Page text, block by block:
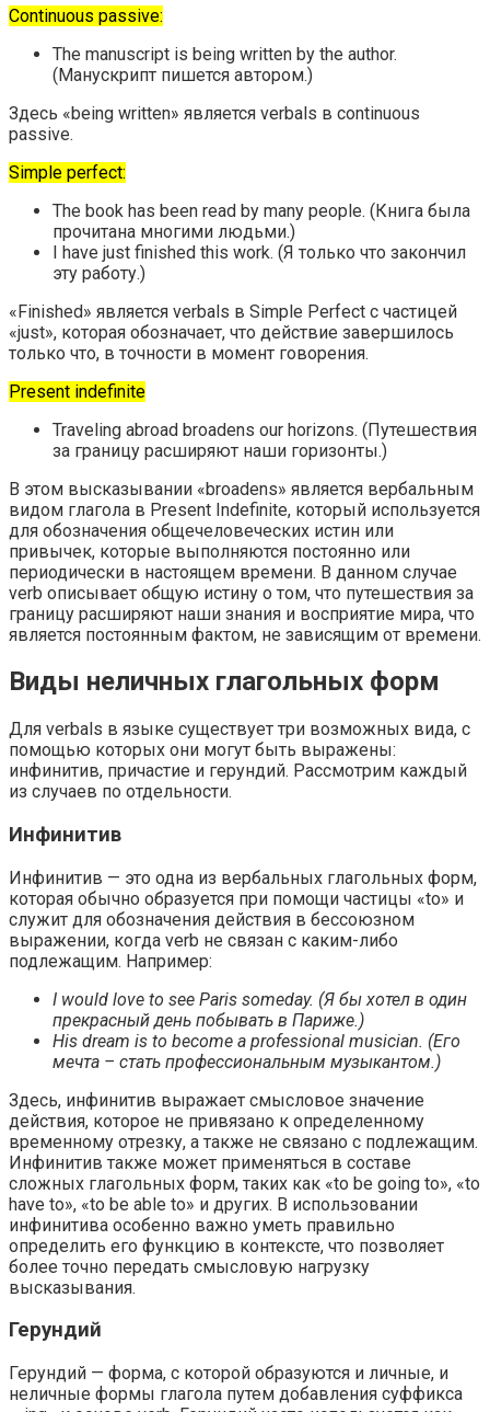
Continuous passive:
The manuscript is being written by the author.
(Манускрипт пишется автором.)
Здесь «being written» является verbals в continuous
passive.
Simple perfect:
The book has been read by many people. (Книга была
прочитана многими людьми.)
I have just finished this work. (Я только что закончил
эту работу.)
«Finished» является verbals в Simple Perfect с частицей
«just», которая обозначает, что действие завершилось
только что, в точности в момент говорения.
Present indefinite
Traveling abroad broadens our horizons. (Путешествия
за границу расширяют наши горизонты.)
В этом высказывании «broadens» является вербальным
видом глагола в Present Indefinite, который используется
для обозначения общечеловеческих истин или
привычек, которые выполняются постоянно или
периодически в настоящем времени. В данном случае
verb описывает общую истину о том, что путешествия за
границу расширяют наши знания и восприятие мира, что
является постоянным фактом, не зависящим от времени.
Виды неличных глагольных форм
Для verbals в языке существует три возможных вида, с
помощью которых они могут быть выражены:
инфинитив, причастие и герундий. Рассмотрим каждый
из случаев по отдельности.
Инфинитив
Инфинитив — это одна из вербальных глагольных форм,
которая обычно образуется при помощи частицы «to» и
служит для обозначения действия в бессоюзном
выражении, когда verb не связан с каким-либо
подлежащим. Например:
I would love to see Paris someday. (Я бы хотел в один
прекрасный день побывать в Париже.)
His dream is to become a professional musician. (Его
мечта – стать профессиональным музыкантом.)
Здесь, инфинитив выражает смысловое значение
действия, которое не привязано к определенному
временному отрезку, а также не связано с подлежащим.
Инфинитив также может применяться в составе
сложных глагольных форм, таких как «to be going to», «to
have to», «to be able to» и других. В использовании
инфинитива особенно важно уметь правильно
определить его функцию в контексте, что позволяет
более точно передать смысловую нагрузку
высказывания.
Герундий
Герундий — форма, с которой образуются и личные, и
неличные формы глагола путем добавления суффикса